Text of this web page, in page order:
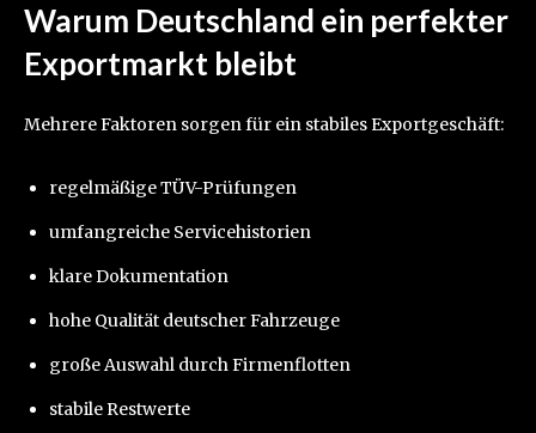
Warum Deutschland ein perfekter
Exportmarkt bleibt
Mehrere Faktoren sorgen für ein stabiles Exportgeschäft:
regelmäßige TÜV-Prüfungen
umfangreiche Servicehistorien
klare Dokumentation
hohe Qualität deutscher Fahrzeuge
große Auswahl durch Firmenflotten
stabile Restwerte